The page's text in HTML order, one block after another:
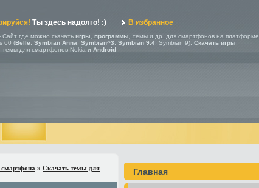
Ты здесь надолго! :) В избранное
Сайт где можно скачать игры программы , темы и др. для смартфонов на платформе
60 (Belle Symbian Anna Symbian^3 Symbian 9.4 , Symbian 9). Скачать игры
темы для смартфонов Nokia и Android
» Скачать темы для
Главная